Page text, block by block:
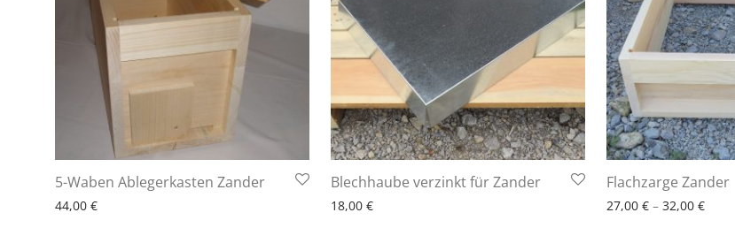
5-Waben Ablegerkasten Zander
44,00 €
6 - 10 Arbeitstage Blechhaube verzinkt für Zander
18,00 €
6 - 10 Arbeitstage Flachzarge Zander
27,00 € – 32,00 €
6 - 10 Arbeitstage